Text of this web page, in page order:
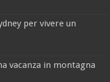
per vivere un
vacanza in montagna